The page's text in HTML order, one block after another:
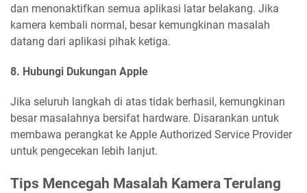
dan menonaktifkan semua aplikasi latar belakang. Jika
kamera kembali normal, besar kemungkinan masalah
datang dari aplikasi pihak ketiga.
8. Hubungi Dukungan Apple
Jika seluruh langkah di atas tidak berhasil, kemungkinan
besar masalahnya bersifat hardware. Disarankan untuk
membawa perangkat ke Apple Authorized Service Provider
untuk pengecekan lebih lanjut.
Tips Mencegah Masalah Kamera Terulang